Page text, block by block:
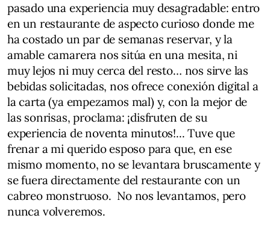
pasado una experiencia muy desagradable: entro
en un restaurante de aspecto curioso donde me
ha costado un par de semanas reservar, y la
amable camarera nos sitúa en una mesita, ni
muy lejos ni muy cerca del resto… nos sirve las
bebidas solicitadas, nos ofrece conexión digital a
la carta (ya empezamos mal) y, con la mejor de
las sonrisas, proclama: ¡disfruten de su
experiencia de noventa minutos!... Tuve que
frenar a mi querido esposo para que, en ese
mismo momento, no se levantara bruscamente y
se fuera directamente del restaurante con un
cabreo monstruoso. No nos levantamos, pero
nunca volveremos.